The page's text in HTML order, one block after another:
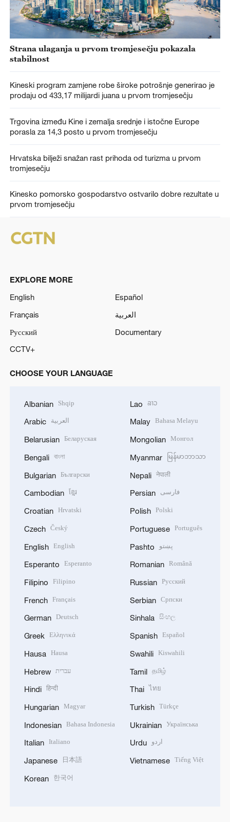
Strana ulaganja u prvom tromjesečju pokazala
stabilnost
Kineski program zamjene robe široke potrošnje generirao je
prodaju od 433,17 milijardi juana u prvom tromjesečju
Trgovina između Kine i zemalja srednje i istočne Europe
porasla za 14,3 posto u prvom tromjesečju
Hrvatska bilježi snažan rast prihoda od turizma u prvom
tromjesečju
Kinesko pomorsko gospodarstvo ostvarilo dobre rezultate u
prvom tromjesečju
EXPLORE MORE
English
Español
Français
العربية
Русский
Documentary
CCTV+
CHOOSE YOUR LANGUAGE
Albanian Shqip
Arabic العربية
Belarusian Беларуская
Bengali বাংলা
Bulgarian Български
Cambodian ខ្មែរ
Croatian Hrvatski
Czech Český
English English
Esperanto Esperanto
Filipino Filipino
French Français
German Deutsch
Greek Ελληνικά
Hausa Hausa
Hebrew עברית
Hindi हिन्दी
Hungarian Magyar
Indonesian Bahasa Indonesia
Italian Italiano
Japanese 日本語
Korean 한국어
Lao ລາວ
Malay Bahasa Melayu
Mongolian Монгол
Myanmar မြန်မာဘာသာ
Nepali नेपाली
Persian فارسی
Polish Polski
Portuguese Português
Pashto پښتو
Romanian Română
Russian Русский
Serbian Српски
Sinhala සිංහල
Spanish Español
Swahili Kiswahili
Tamil தமிழ்
Thai ไทย
Turkish Türkçe
Ukrainian Українська
Urdu اردو
Vietnamese Tiếng Việt